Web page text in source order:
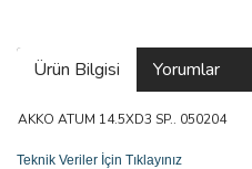
Ürün Bilgisi Yorumlar
AKKO ATUM 14.5XD3 SP.. 050204
Teknik Veriler İçin Tıklayınız